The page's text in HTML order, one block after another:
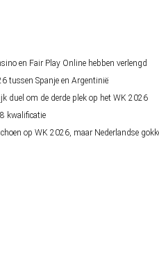
en Fair Play Online hebben verlengd
tussen Spanje en Argentinië
duel om de derde plek op het WK 2026
kwalificatie
op WK 2026, maar Nederlandse